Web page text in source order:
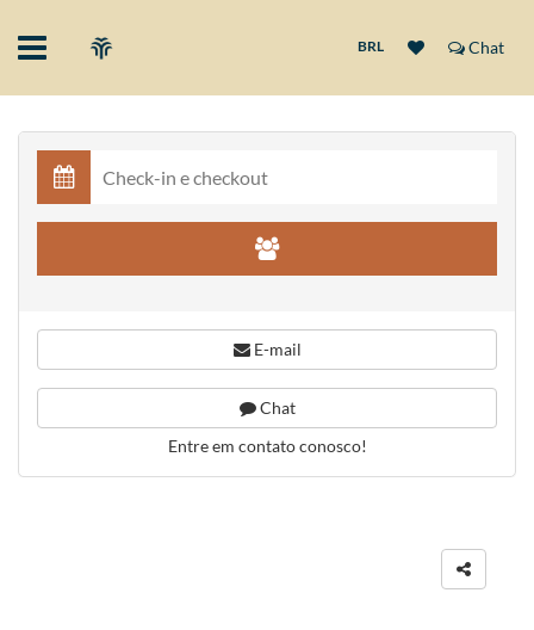
BRL Chat
E-mail
Chat
Entre em contato conosco!